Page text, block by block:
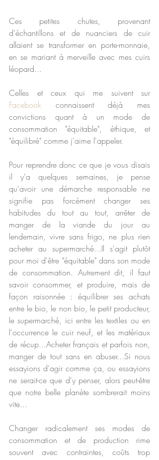
Ces petites chutes, provenant
d'échantillons et de nuanciers de cuir
allaient se transformer en porte-monnaie,
en se mariant à merveille avec mes cuirs
léopard...
Facebook connaissent déjà mes
convictions quant à un mode de
consommation "équitable", éthique, et
"équilibré" comme j'aime l'appeler.
Pour reprendre donc ce que je vous disais
il y'a quelques semaines, je pense
qu'avoir une démarche responsable ne
signifie pas forcément changer ses
habitudes du tout au tout, arrêter de
manger de la viande du jour au
lendemain, vivre sans frigo, ne plus rien
acheter au supermarché...Il s'agit plutôt
pour moi d'être "équitable" dans son mode
de consommation. Autrement dit, il faut
savoir consommer, et produire, mais de
façon raisonnée : équilibrer ses achats
entre le bio, le non bio, le petit producteur,
le supermarché, ici entre les textiles ou en
l'occurrence le cuir neuf, et les matériaux
de récup...Acheter français et parfois non,
manger de tout sans en abuser...Si nous
essayions d'agir comme ça, ou essayions
ne serait-ce que d'y penser, alors peut-être
que notre belle planète sombrerait moins
vite...
Changer radicalement ses modes de
consommation et de production rime
souvent avec contraintes, coûts trop